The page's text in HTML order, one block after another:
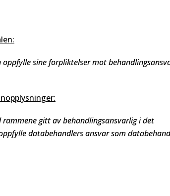
sine forpliktelser mot
gitt av behandlingsansvarlig i det
databehandlers ansvar som